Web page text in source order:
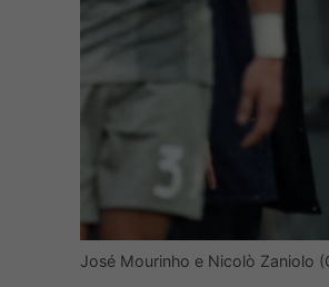
José Mourinho e Nicolò Zaniolo